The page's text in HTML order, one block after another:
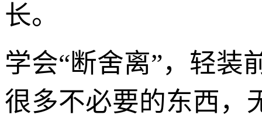
长。
学会“断舍离”，轻装
很多不必要的东西，